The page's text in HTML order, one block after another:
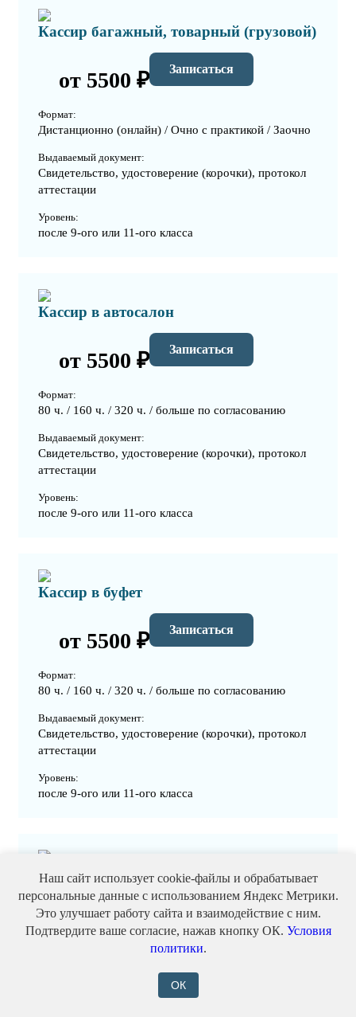
Кассир багажный, товарный (грузовой)
от 5500 ₽ Записаться
Формат:
Дистанционно (онлайн) / Очно с практикой / Заочно
Выдаваемый документ:
Свидетельство, удостоверение (корочки), протокол
аттестации
Уровень:
после 9-ого или 11-ого класса
Кассир в автосалон
от 5500 ₽ Записаться
Формат:
80 ч. / 160 ч. / 320 ч. / больше по согласованию
Выдаваемый документ:
Свидетельство, удостоверение (корочки), протокол
аттестации
Уровень:
после 9-ого или 11-ого класса
Кассир в буфет
от 5500 ₽ Записаться
Формат:
80 ч. / 160 ч. / 320 ч. / больше по согласованию
Выдаваемый документ:
Свидетельство, удостоверение (корочки), протокол
аттестации
Уровень:
после 9-ого или 11-ого класса
Кассир в гипермаркет
от 5500 ₽ Записаться
80 ч. / 160 ч. / 320 ч. / больше по согласованию
Наш сайт использует cookie-файлы и обрабатывает
персональные данные с использованием Яндекс Метрики.
Это улучшает работу сайта и взаимодействие с ним.
Подтвердите ваше согласие, нажав кнопку ОК. Условия
политики.
ОК